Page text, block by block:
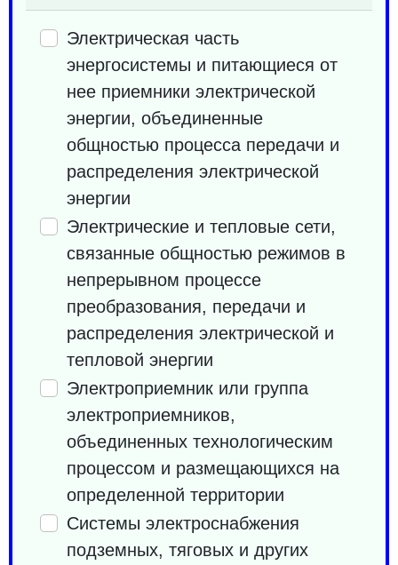
Электрическая часть
энергосистемы и питающиеся от
нее приемники электрической
энергии, объединенные
общностью процесса передачи и
распределения электрической
энергии
Электрические и тепловые сети,
связанные общностью режимов в
непрерывном процессе
преобразования, передачи и
распределения электрической и
тепловой энергии
Электроприемник или группа
электроприемников,
объединенных технологическим
процессом и размещающихся на
определенной территории
Системы электроснабжения
подземных, тяговых и других